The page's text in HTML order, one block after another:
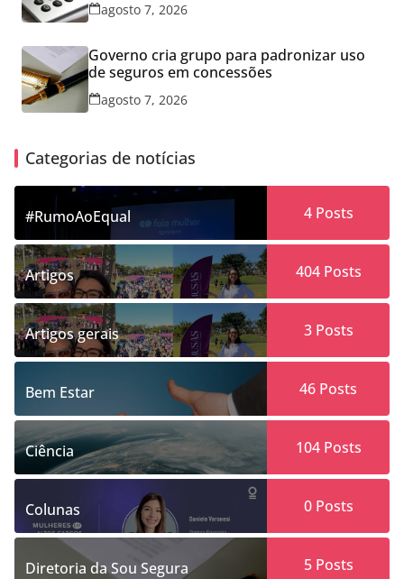
agosto 7, 2026
Governo cria grupo para padronizar uso
de seguros em concessões
agosto 7, 2026
Categorias de notícias
#RumoAoEqual 4Posts
Artigos 404Posts
Artigos gerais 3Posts
Bem Estar 46 Posts
Ciência 104Posts
Colunas 0Posts
Diretoria da Sou Segura 5Posts